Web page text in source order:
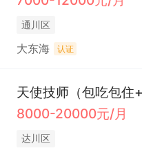
通川区
大东海 认证
天使技师（包吃包住
8000-20000元/月
达川区